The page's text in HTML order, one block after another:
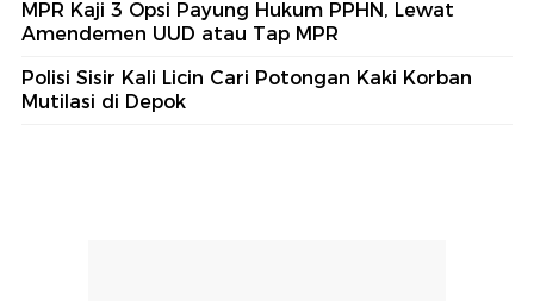
MPR Kaji 3 Opsi Payung Hukum PPHN, Lewat
Amendemen UUD atau Tap MPR
Polisi Sisir Kali Licin Cari Potongan Kaki Korban
Mutilasi di Depok